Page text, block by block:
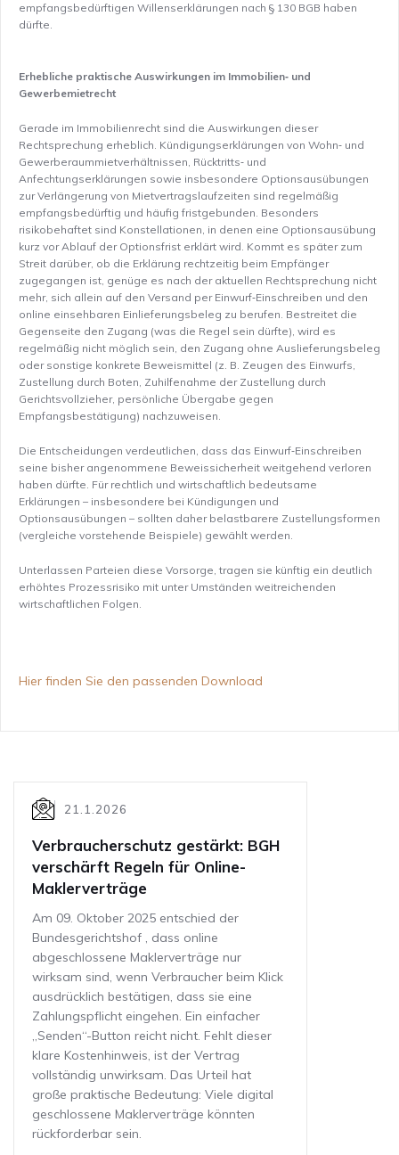
empfangsbedürftigen Willenserklärungen nach § 130 BGB haben
dürfte.
Erhebliche praktische Auswirkungen im Immobilien‑ und
Gewerbemietrecht
Gerade im Immobilienrecht sind die Auswirkungen dieser
Rechtsprechung erheblich. Kündigungserklärungen von Wohn‑ und
Gewerberaummietverhältnissen, Rücktritts‑ und
Anfechtungserklärungen sowie insbesondere Optionsausübungen
zur Verlängerung von Mietvertragslaufzeiten sind regelmäßig
empfangsbedürftig und häufig fristgebunden. Besonders
risikobehaftet sind Konstellationen, in denen eine Optionsausübung
kurz vor Ablauf der Optionsfrist erklärt wird. Kommt es später zum
Streit darüber, ob die Erklärung rechtzeitig beim Empfänger
zugegangen ist, genüge es nach der aktuellen Rechtsprechung nicht
mehr, sich allein auf den Versand per Einwurf‑Einschreiben und den
online einsehbaren Einlieferungsbeleg zu berufen. Bestreitet die
Gegenseite den Zugang (was die Regel sein dürfte), wird es
regelmäßig nicht möglich sein, den Zugang ohne Auslieferungsbeleg
oder sonstige konkrete Beweismittel (z. B. Zeugen des Einwurfs,
Zustellung durch Boten, Zuhilfenahme der Zustellung durch
Gerichtsvollzieher, persönliche Übergabe gegen
Empfangsbestätigung) nachzuweisen.
Die Entscheidungen verdeutlichen, dass das Einwurf‑Einschreiben
seine bisher angenommene Beweissicherheit weitgehend verloren
haben dürfte. Für rechtlich und wirtschaftlich bedeutsame
Erklärungen – insbesondere bei Kündigungen und
Optionsausübungen – sollten daher belastbarere Zustellungsformen
(vergleiche vorstehende Beispiele) gewählt werden.
Unterlassen Parteien diese Vorsorge, tragen sie künftig ein deutlich
erhöhtes Prozessrisiko mit unter Umständen weitreichenden
wirtschaftlichen Folgen.
Hier finden Sie den passenden Download
21.1.2026
Verbraucherschutz gestärkt: BGH
verschärft Regeln für Online-
Maklerverträge
Am 09. Oktober 2025 entschied der
Bundesgerichtshof , dass online
abgeschlossene Maklerverträge nur
wirksam sind, wenn Verbraucher beim Klick
ausdrücklich bestätigen, dass sie eine
Zahlungspflicht eingehen. Ein einfacher
„Senden“-Button reicht nicht. Fehlt dieser
klare Kostenhinweis, ist der Vertrag
vollständig unwirksam. Das Urteil hat
große praktische Bedeutung: Viele digital
geschlossene Maklerverträge könnten
rückforderbar sein.